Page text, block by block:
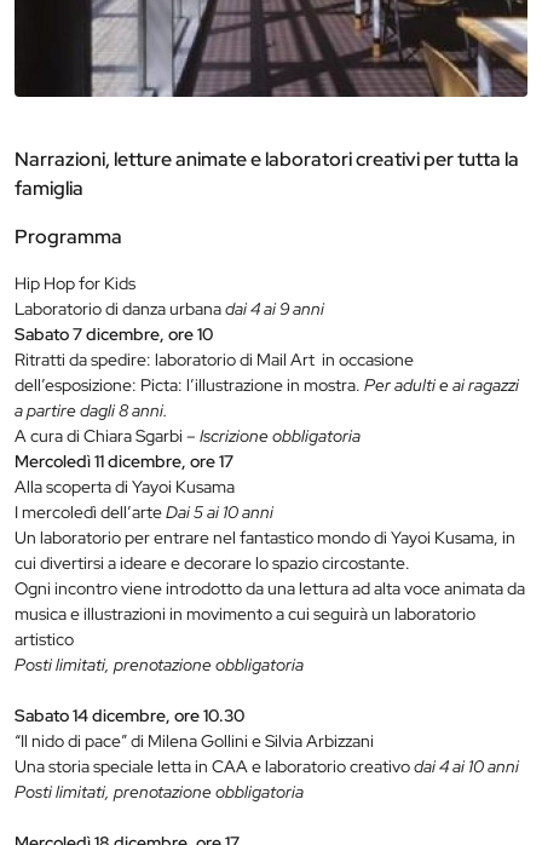
Narrazioni, letture animate e laboratori creativi per tutta la
famiglia
Programma
Hip Hop for Kids
Laboratorio di danza urbanadai 4 ai 9 anni
Sabato 7 dicembre, ore 10
Ritratti da spedire: laboratorio di Mail Art in occasione
dell’esposizione: Picta: l’illustrazione in mostra. Per adulti e ai ragazzi
a partire dagli 8 anni.
A cura di Chiara Sgarbi – Iscrizione obbligatoria
Mercoledì 11 dicembre, ore 17
Alla scoperta di Yayoi Kusama
I mercoledì dell’arteDai 5 ai 10 anni
Un laboratorio per entrare nel fantastico mondo di Yayoi Kusama, in
cui divertirsi a ideare e decorare lo spazio circostante.
Ogni incontro viene introdotto da una lettura ad alta voce animata da
musica e illustrazioni in movimento a cui seguirà un laboratorio
artistico
Posti limitati, prenotazione obbligatoria
Sabato 14 dicembre, ore 10.30
“Il nido di pace” di Milena Gollini e Silvia Arbizzani
Una storia speciale letta in CAA e laboratorio creativodai 4 ai 10 anni
Posti limitati, prenotazione obbligatoria